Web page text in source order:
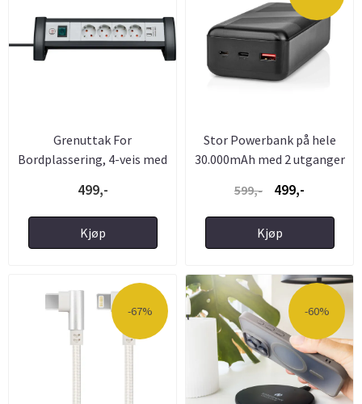
Grenuttak For
Bordplassering, 4-veis med
499,-
Kjøp
Stor Powerbank på hele
30.000mAh med 2 utganger
599,- 499,-
Kjøp
-67% -60%